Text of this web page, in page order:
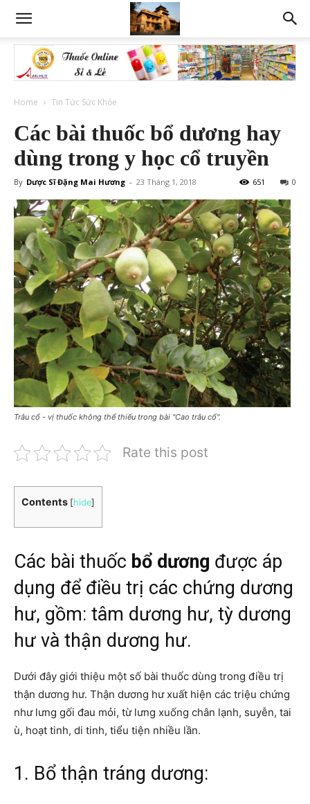
Home Tin Tức Sức Khỏe
Các bài thuốc bổ dương hay
dùng trong y học cổ truyền
By Dược Sĩ Đặng Mai Hương - 23 Tháng 1, 2018 0
651
Trâu cổ - vị thuốc không thể thiếu trong bài "Cao trâu cổ".
Rate this post
Contents [hide]
Các bài thuốc bổ dương được áp
dụng để điều trị các chứng dương
hư, gồm: tâm dương hư, tỳ dương
hư và thận dương hư.
Dưới đây giới thiệu một số bài thuốc dùng trong điều trị
thận dương hư. Thận dương hư xuất hiện các triệu chứng
như lưng gối đau mỏi, từ lưng xuống chân lạnh, suyễn, tai
ù, hoạt tinh, di tinh, tiểu tiện nhiều lần.
1. Bổ thận tráng dương: